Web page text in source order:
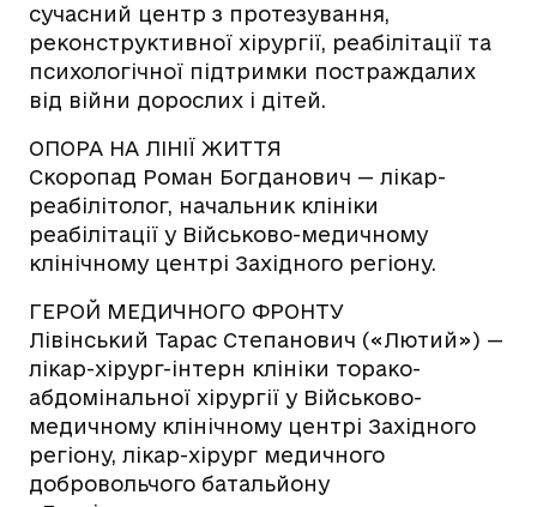
сучасний центр з протезування,
реконструктивної хірургії, реабілітації та
психологічної підтримки постраждалих
від війни дорослих і дітей.
ОПОРА НА ЛІНІЇ ЖИТТЯ
Скоропад Роман Богданович — лікар-
реабілітолог, начальник клініки
реабілітації у Військово-медичному
клінічному центрі Західного регіону.
ГЕРОЙ МЕДИЧНОГО ФРОНТУ
Лівінський Тарас Степанович («Лютий») —
лікар-хірург-інтерн клініки торако-
абдомінальної хірургії у Військово-
медичному клінічному центрі Західного
регіону, лікар-хірург медичного
добровольчого батальйону